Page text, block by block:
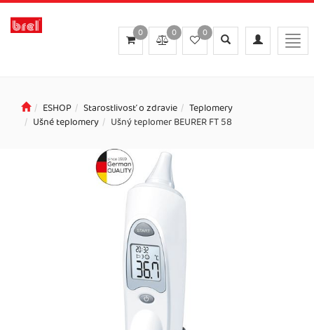
Toggle
navigation
Toggle
search
0
0
0
ESHOP Starostlivosť o zdravie
Teplomery
Ušné teplomery
Ušný teplomer BEURER FT 58